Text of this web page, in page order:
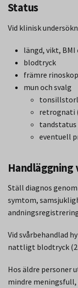
Status
Vid klinisk
längd, vikt,
blodtryck
främre
mun och svalg
retrognati
tandstatus
eventuell
Ställ diagnos
symtom,
Vid svårbehandlad
nattligt blodtryck
Hos äldre personer
mindre meningsfull,